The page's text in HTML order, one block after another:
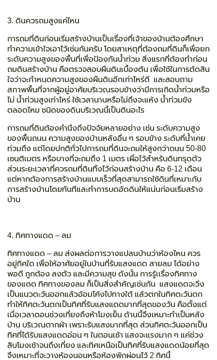
3. ดินควรถมสูงแค่ไหน
การถมที่ดินก่อนเริ่มสร้างบ้านเป็นเรื่องที่เจ้าของบ้านต้องศึกษา
ทำความเข้าใจเอาไว้เช่นกันครับ โดยสาเหตุที่ต้องถมที่ดินก็เพื่อยก
ระดับความสูงของพื้นที่เพื่อป้องกันน้ำท่วม สิ่งแรกที่ต้องทำก่อน
ถมดินสร้างบ้าน คือตรวจสอบผืนดินเบื้องต้น เพื่อใช้ในการตัดสิน
ใจว่าจะกำหนดความสูงของผืนดินอีกเท่าไหร่ดี และสอบถาม
สภาพพื้นที่จากผู้อยู่อาศัยบริเวณรอบข้างว่ามีการเกิดน้ำท่วมหรือ
ไม่ น้ำท่วมสูงเท่าไหร่ ใช้เวลานานหรือไม่ถึงจะแห้ง น้ำท่วมขัง
ตลอดไหม ชนิดของดินบริเวณนี้เป็นดินอะไร
การถมที่ดินต้องคำนึงถึงปัจจัยหลายอย่าง เช่น ระดับความสูง
ของพื้นถนน ความสูงของบ้านหลังอื่น ๆ รอบข้าง ระดับที่น้ำเคย
ท่วมถึง แต่โดยปกติทั่วไปการถมที่ดินจะถมให้สูงกว่าถนน 50-80
เซนติเมตร หรือบางที่จะถมถึง 1 เมตร เผื่อไว้สำหรับดินทรุดตัว
ส่วนระยะเวลาที่ควรถมที่ดินทิ้งไว้ก่อนสร้างบ้าน คือ 6-12 เดือน
แต่หากต้องการสร้างบ้านแบบเร็วที่สุดสามารถใช้ดินที่เหมาะกับ
การสร้างบ้านโดยทันทีและทำการบดอัดดินให้แน่นก่อนเริ่มสร้าง
บ้าน
4. ทิศทางแดด – ลม
ทิศทางแดด – ลม ส่งผลต่อการวางแปลนบ้านว่าห้องไหน ควร
อยู่ทิศใด เพื่อให้อาศัยอยู่ในบ้านที่รับแสงแดด สายลม ได้อย่าง
พอดี ถูกต้อง ลงตัว และมีความสุข ดังนั้น การรู้เเรื่องทิศทาง
ของแดด ทิศทางของลม ก็เป็นสิ่งสำคัญเช่นกัน แสงแดดจะวิ่ง
เป็นแนวตะวันออกแล้วอ้อมโค้งไปทางใต้ แล้วตกในทิศตะวันตก
ทำให้ทิศตะวันตกเป็นทิศที่รับแสงแดดมากที่สุดของวัน คือตั้งแต่
เมื่อเวลาตอนช่วงเที่ยงถึงห้าโมงเย็น ด้านนี้จึงเหมาะทำเป็นหลัง
บ้าน บริเวณตากผ้า เพราะรับแสงมากที่สุด ส่วนทิศตะวันออกเป็น
ทิศที่ได้รับแสงแดดอ่อน ๆ ในตอนเช้า แสงจะแรงมาก ๆ แค่ช่วง
สิบโมงเช้าจนถึงเที่ยง และทิศเหนือเป็นทิศที่รับแสงแดดน้อยที่สุด
จึงเหมาะที่จะวางห้องนอนหรือห้องพักผ่อนไว้ 2 ทิศนี้